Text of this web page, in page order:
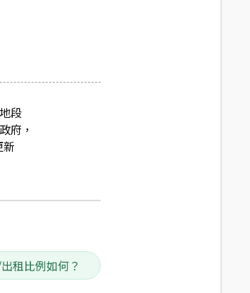
段
府，
租比例如何？